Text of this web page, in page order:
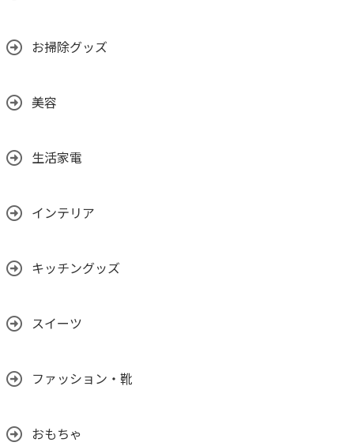
お掃除グッズ
美容
生活家電
インテリア
キッチングッズ
スイーツ
ファッション・靴
おもちゃ